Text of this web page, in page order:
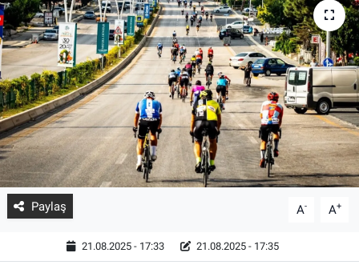
Paylaş A- A+
21.08.2025 - 17:33 21.08.2025 - 17:35
SAĞLIK
ASTROLOJİ
BLOG
Son Dakika Haberleri
Haber Arşivi